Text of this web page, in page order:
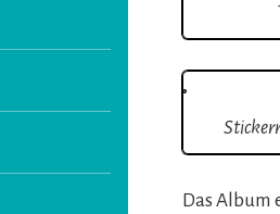
Das Album